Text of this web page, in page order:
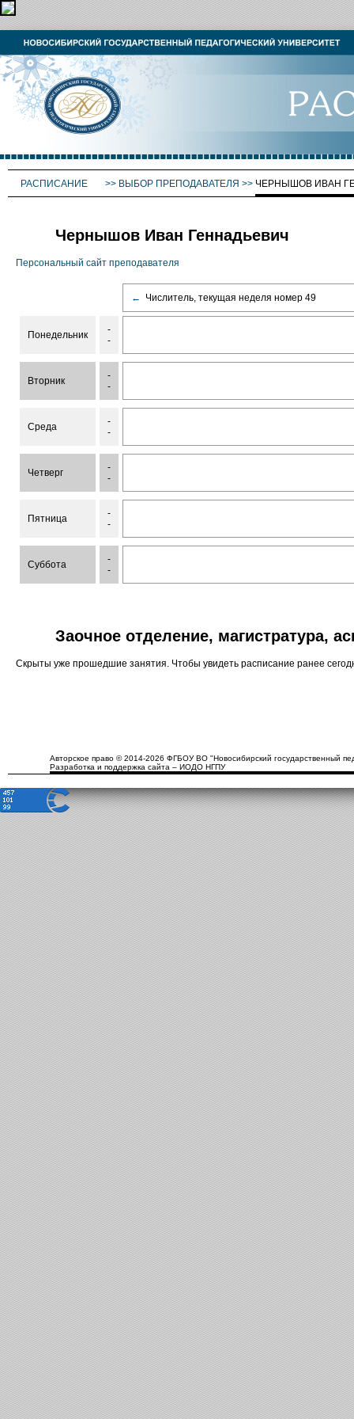
РАСПИСАНИЕ >> ВЫБОР ПРЕПОДАВАТЕЛЯ >> ЧЕРНЫШОВ ИВАН
Чернышов Иван Геннадьевич
Персональный сайт преподавателя
← Числитель, текущая неделя номер 49
Понедельник
-
-
Вторник
-
-
Среда
-
-
Четверг
-
-
Пятница
-
-
Суббота
-
-
Заочное отделение, магистратура,
Скрыты уже прошедшие занятия. Чтобы увидеть расписание ранее
Авторское право © 2014-2026 ФГБОУ ВО "Новосибирский государственный
Разработка и поддержка сайта – ИОДО НГПУ